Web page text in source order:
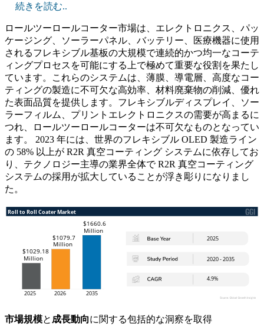
続きを読む..
ロールツーロールコーター市場は、エレクトロニクス、パッ
ケージング、ソーラーパネル、バッテリー、医療機器に使用
されるフレキシブル基板の大規模で連続的かつ均一なコーテ
ィングプロセスを可能にする上で極めて重要な役割を果たし
ています。これらのシステムは、薄膜、導電層、高度なコー
ティングの製造に不可欠な高効率、材料廃棄物の削減、優れ
た表面品質を提供します。フレキシブルディスプレイ、ソー
ラーフィルム、プリントエレクトロニクスの需要が高まるに
つれ、ロールツーロールコーターは不可欠なものとなってい
ます。 2023 年には、世界のフレキシブル OLED 製造ライン
の 58% 以上が R2R 真空コーティング システムに依存してお
り、テクノロジー主導の業界全体で R2R 真空コーティング
システムの採用が拡大していることが浮き彫りになりまし
た。
市場規模と成長動向に関する包括的な洞察を取得